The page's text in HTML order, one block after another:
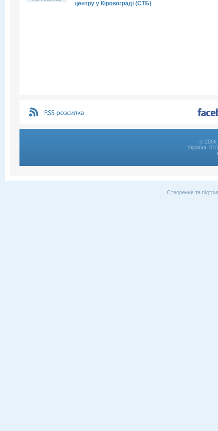
центру у Кіровограді (СТБ)
© 2006
Україна,
Створення та